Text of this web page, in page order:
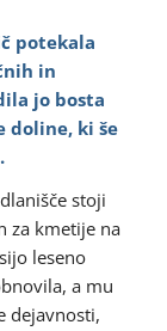
potekala
in
jo bosta
doline, ki še
stoji
za kmetije na
leseno
a mu
dejavnosti,